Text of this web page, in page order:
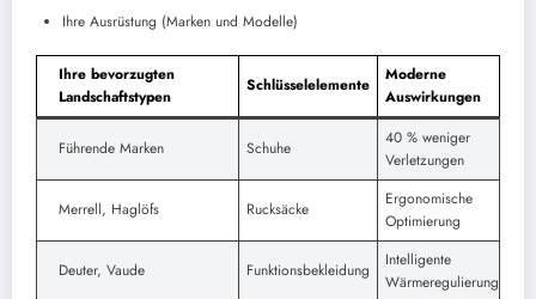
Ihre Ausrüstung (Marken und Modelle)
Ihre bevorzugten
Landschaftstypen
Schlüsselelemente
Moderne
Auswirkungen
Führende Marken Schuhe
40 % weniger
Verletzungen
Merrell, Haglöfs Rucksäcke
Ergonomische
Optimierung
Deuter, Vaude Funktionsbekleidung
Intelligente
Wärmeregulierung